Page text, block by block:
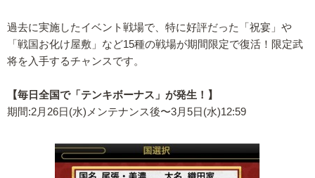
過去に実施したイベント戦場で、特に好評だった「祝宴」や
「戦国お化け屋敷」など15種の戦場が期間限定で復活！限定武
将を入手するチャンスです。
【毎日全国で「テンキボーナス」が発生！】
期間:2月26日(水)メンテナンス後〜3月5日(水)12:59